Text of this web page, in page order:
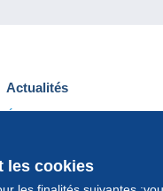
les cookies
Actualités
Événements Delcampe